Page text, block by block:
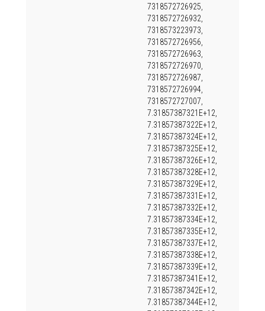
7318572726925,
7318572726932,
7318573223973,
7318572726956,
7318572726963,
7318572726970,
7318572726987,
7318572726994,
7318572727007,
7.31857387321E+12,
7.31857387322E+12,
7.31857387324E+12,
7.31857387325E+12,
7.31857387326E+12,
7.31857387328E+12,
7.31857387329E+12,
7.31857387331E+12,
7.31857387332E+12,
7.31857387334E+12,
7.31857387335E+12,
7.31857387337E+12,
7.31857387338E+12,
7.31857387339E+12,
7.31857387341E+12,
7.31857387342E+12,
7.31857387344E+12,